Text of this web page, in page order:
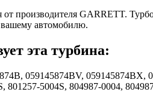
производителя GARRETT.
вашему автомобилю.
эта турбина:
059145874BV,
801257-5004S, 804987-0004,